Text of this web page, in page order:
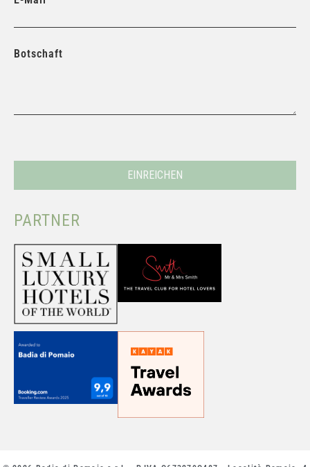
PARTNER